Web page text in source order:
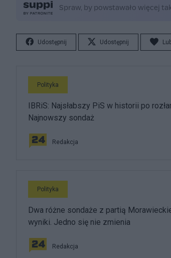
Udostępnij Udostępnij
Polityka
IBRiS: Najsłabszy PiS w historii po
Najnowszy sondaż
Redakcja
Polityka
Dwa różne sondaże z partią
wyniki. Jedno się nie zmienia
Redakcja